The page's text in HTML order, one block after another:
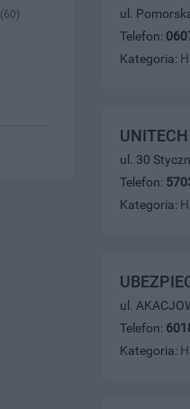
ul.
Telefon:
Kategoria:
ul. 30
Telefon:
Kategoria:
ul.
Telefon:
Kategoria:
(60)